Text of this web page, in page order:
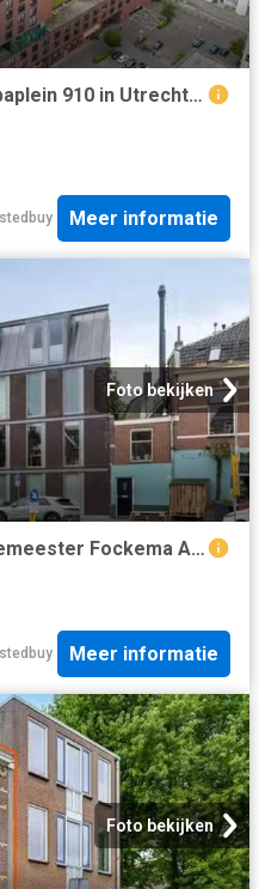
Appartement te koop Europaplein 910 in Utrecht voor € 250.000
Meer informatie
Foto bekijken
Appartement te koop Burgemeester Fockema Andreaelaan 56 in Utr.
Meer informatie
Foto bekijken